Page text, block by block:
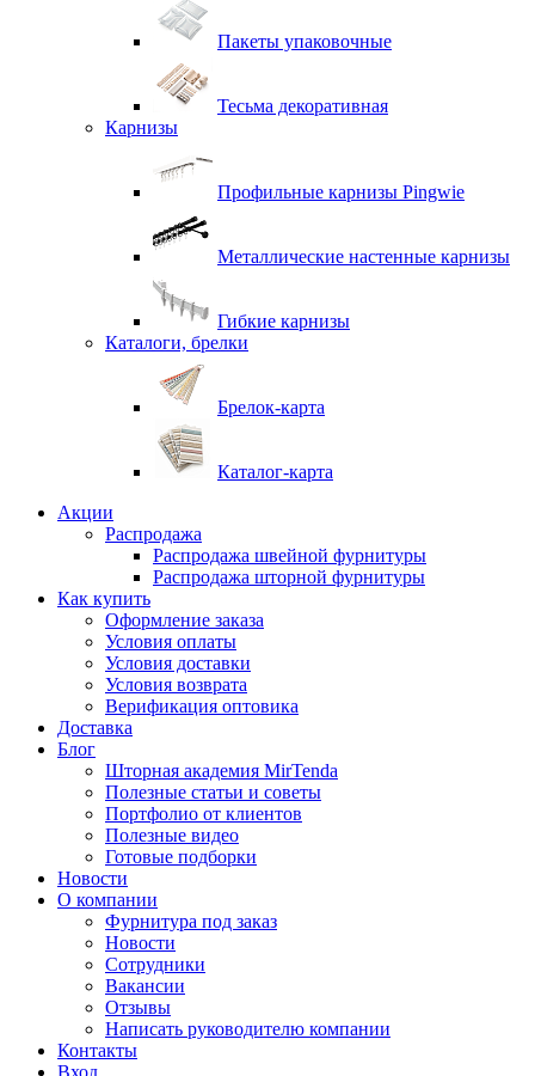
Пакеты упаковочные
Тесьма декоративная
Карнизы
Профильные карнизы Pingwie
Металлические настенные карнизы
Гибкие карнизы
Каталоги, брелки
Брелок-карта
Каталог-карта
Акции
Распродажа
Распродажа швейной фурнитуры
Распродажа шторной фурнитуры
Как купить
Оформление заказа
Условия оплаты
Условия доставки
Условия возврата
Верификация оптовика
Доставка
Блог
Шторная академия MirTenda
Полезные статьи и советы
Портфолио от клиентов
Полезные видео
Готовые подборки
Новости
О компании
Фурнитура под заказ
Новости
Сотрудники
Вакансии
Отзывы
Написать руководителю компании
Контакты
Вход